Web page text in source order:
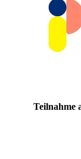
Teilnahme